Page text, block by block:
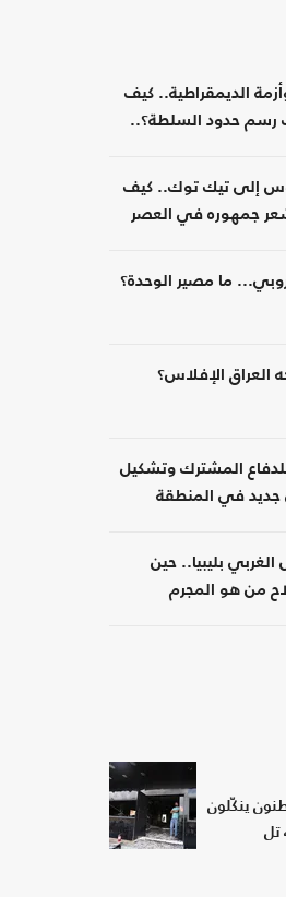
الديمقراطية.. كيف
رسم حدود السلطة؟..
إلى تيك توك.. كيف
جمهوره في العصر
ما مصير الوحدة؟
العراق الإفلاس؟
المشترك وتشكيل
جديد في المنطقة
بليبيا.. حين
من هو المجرم
ينكّلون
تل